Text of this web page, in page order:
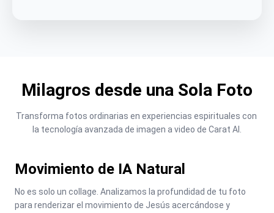
Milagros desde una Sola Foto
Transforma fotos ordinarias en experiencias espirituales con
la tecnología avanzada de imagen a video de Carat AI.
Movimiento de IA Natural
No es solo un collage. Analizamos la profundidad de tu foto
para renderizar el movimiento de Jesús acercándose y